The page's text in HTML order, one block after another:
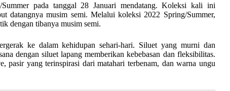
pada tanggal 28 Januari mendatang. Koleksi kali ini
datangnya musim semi. Melalui koleksi 2022 Spring/Summer,
dengan tibanya musim semi.
ke dalam kehidupan sehari-hari. Siluet yang murni dan
dengan siluet lapang memberikan kebebasan dan fleksibilitas.
pasir yang terinspirasi dari matahari terbenam, dan warna ungu